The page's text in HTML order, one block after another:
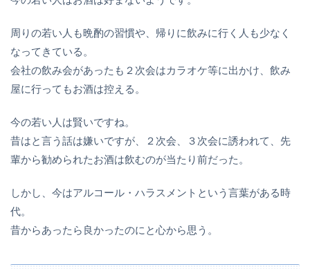
周りの若い人も晩酌の習慣や、帰りに飲みに行く人も少なく
なってきている。
会社の飲み会があったも２次会はカラオケ等に出かけ、飲み
屋に行ってもお酒は控える。
今の若い人は賢いですね。
昔はと言う話は嫌いですが、２次会、３次会に誘われて、先
輩から勧められたお酒は飲むのが当たり前だった。
しかし、今はアルコール・ハラスメントという言葉がある時
代。
昔からあったら良かったのにと心から思う。